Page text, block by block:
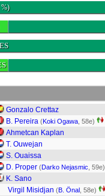
%)
Gonzalo Crettaz
B. Pereira (Koki Ogawa , 58e)
Ahmetcan Kaplan
T. Ouwejan
S. Ouaissa
D. Proper (Darko Nejasmic , 59e)
K. Sano
Virgil Misidjan (B. Önal , 58e)